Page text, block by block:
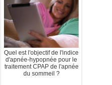
Quel est l'objectif de l'indice
d'apnée-hypopnée pour le
traitement CPAP de l'apnée
du sommeil ?